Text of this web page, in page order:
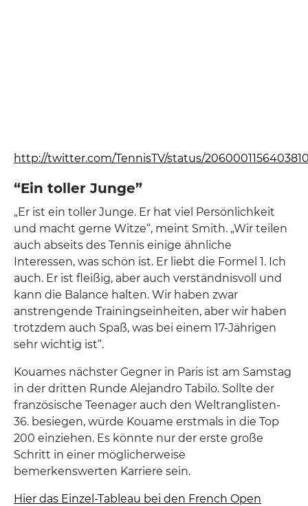
http://twitter.com/TennisTV/status/
“Ein toller Junge”
„Er ist ein toller Junge. Er hat viel Persönlichkeit
und macht gerne Witze“, meint Smith. „Wir teilen
auch abseits des Tennis einige ähnliche
Interessen, was schön ist. Er liebt die Formel 1. Ich
auch. Er ist fleißig, aber auch verständnisvoll und
kann die Balance halten. Wir haben zwar
anstrengende Trainingseinheiten, aber wir haben
trotzdem auch Spaß, was bei einem 17-Jährigen
sehr wichtig ist“.
Kouames nächster Gegner in Paris ist am Samstag
in der dritten Runde Alejandro Tabilo. Sollte der
französische Teenager auch den Weltranglisten-
36. besiegen, würde Kouame erstmals in die Top
200 einziehen. Es könnte nur der erste große
Schritt in einer möglicherweise
bemerkenswerten Karriere sein.
Hier das Einzel-Tableau bei den French Open